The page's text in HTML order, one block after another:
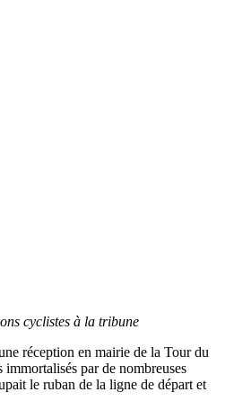
cyclistes à la tribune
réception en mairie de la Tour du
par de nombreuses
le ruban de la ligne de départ et